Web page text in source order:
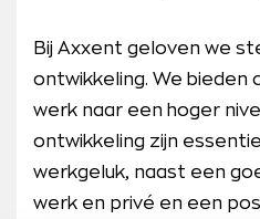
Bij Axxent geloven we
ontwikkeling. We bieden
werk naar een hoger
ontwikkeling zijn
werkgeluk, naast een
werk en privé en een